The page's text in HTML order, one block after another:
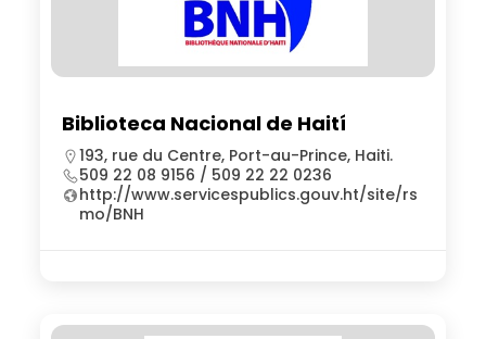
Biblioteca Nacional de Haití
193, rue du Centre, Port-au-Prince, Haiti.
509 22 08 9156 / 509 22 22 0236
http://www.servicespublics.gouv.ht/site/rs
mo/BNH